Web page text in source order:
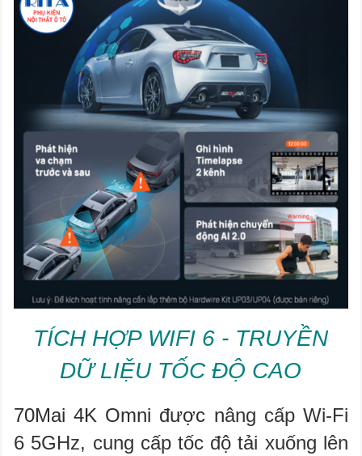
TÍCH HỢP WIFI 6 - TRUYỀN
DỮ LIỆU TỐC ĐỘ CAO
70Mai 4K Omni được nâng cấp Wi-Fi
6 5GHz, cung cấp tốc độ tải xuống lên